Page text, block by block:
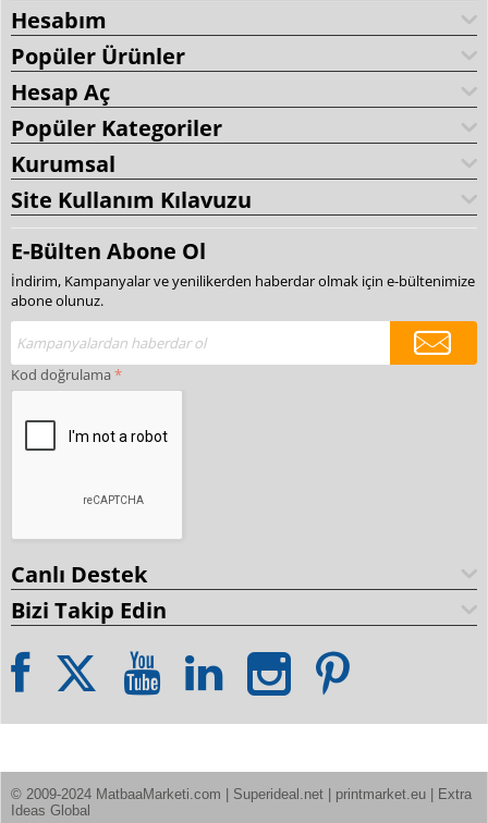
Hesabım
Popüler Ürünler
Hesap Aç
Popüler Kategoriler
Kurumsal
Site Kullanım Kılavuzu
E-Bülten Abone Ol
İndirim, Kampanyalar ve yenilikerden haberdar olmak için e-bültenimize
abone olunuz.
Kod doğrulama
Canlı Destek
Bizi Takip Edin
© 2009-2024 MatbaaMarketi.com | Superideal.net | printmarket.eu | Extra
Ideas Global